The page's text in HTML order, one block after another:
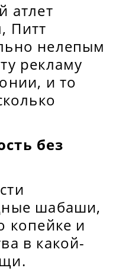
атлет
Питт
нелепым
рекламу
и то
без
шабаши,
копейке и
в какой-